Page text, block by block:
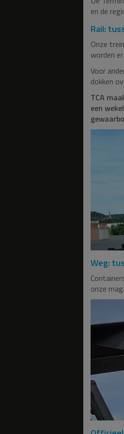
en de
Rail:
Onze
worden
Voor
dokken
TCA
een
Weg:
onze